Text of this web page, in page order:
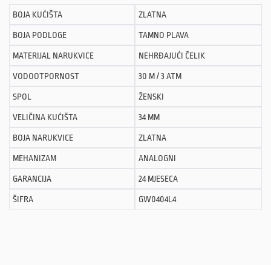
BOJA KUĆIŠTA ZLATNA
BOJA PODLOGE TAMNO PLAVA
MATERIJAL NARUKVICE NEHRĐAJUĆI ČELIK
VODOOTPORNOST 30 M / 3 ATM
SPOL ŽENSKI
VELIČINA KUĆIŠTA 34 MM
BOJA NARUKVICE ZLATNA
MEHANIZAM ANALOGNI
GARANCIJA 24 MJESECA
ŠIFRA GW0404L4